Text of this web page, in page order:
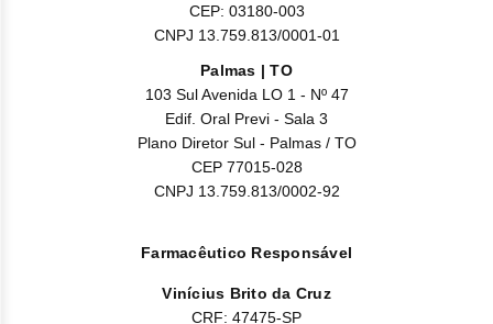
CEP: 03180-003
CNPJ 13.759.813/0001-01
Palmas | TO
103 Sul Avenida LO 1 - Nº 47
Edif. Oral Previ - Sala 3
Plano Diretor Sul - Palmas / TO
CEP 77015-028
CNPJ 13.759.813/0002-92
Farmacêutico Responsável
Vinícius Brito da Cruz
CRF: 47475-SP